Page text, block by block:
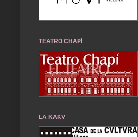
TEATRO CHAPÍ
LA KAKV